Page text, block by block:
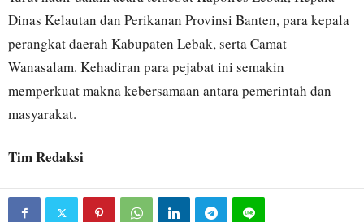
Dinas Kelautan dan Perikanan Provinsi Banten, para kepala
perangkat daerah Kabupaten Lebak, serta Camat
Wanasalam. Kehadiran para pejabat ini semakin
memperkuat makna kebersamaan antara pemerintah dan
masyarakat.
Tim Redaksi